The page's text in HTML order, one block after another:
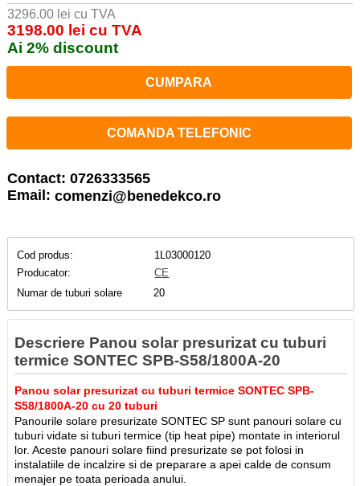
3296.00 lei cu TVA
3198.00 lei cu TVA
Ai 2% discount
CUMPARA
COMANDA TELEFONIC
Contact: 0726333565
Email: comenzi@benedekco.ro
Cod produs:
1L03000120
Producator:
CE
Numar de tuburi solare
20
Descriere Panou solar presurizat cu tuburi
termice SONTEC SPB-S58/1800A-20
Panou solar presurizat cu tuburi termice SONTEC SPB-
S58/1800A-20 cu 20 tuburi
Panourile solare presurizate SONTEC SP sunt panouri solare cu
tuburi vidate si tuburi termice (tip heat pipe) montate in interiorul
lor. Aceste panouri solare fiind presurizate se pot folosi in
instalatiile de incalzire si de preparare a apei calde de consum
menajer pe toata perioada anului.